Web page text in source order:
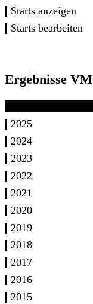
Starts anzeigen
Starts bearbeiten
Ergebnisse VM
2025
2024
2023
2022
2021
2020
2019
2018
2017
2016
2015